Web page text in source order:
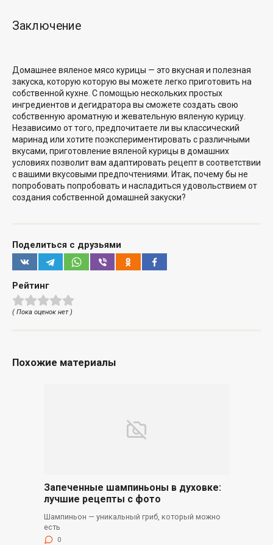
Заключение
Домашнее вяленое мясо курицы — это вкусная и полезная
закуска, которую которую вы можете легко приготовить на
собственной кухне. С помощью нескольких простых
ингредиентов и дегидратора вы сможете создать свою
собственную ароматную и жевательную вяленую курицу.
Независимо от того, предпочитаете ли вы классический
маринад или хотите поэкспериментировать с различными
вкусами, приготовление вяленой курицы в домашних
условиях позволит вам адаптировать рецепт в соответствии
с вашими вкусовыми предпочтениями. Итак, почему бы не
попробовать попробовать и насладиться удовольствием от
создания собственной домашней закуски?
Поделиться с друзьями
Рейтинг
( Пока оценок нет )
Похожие материалы
Запеченные шампиньоны в духовке:
лучшие рецепты с фото
Шампиньон — уникальный гриб, который можно
есть
0